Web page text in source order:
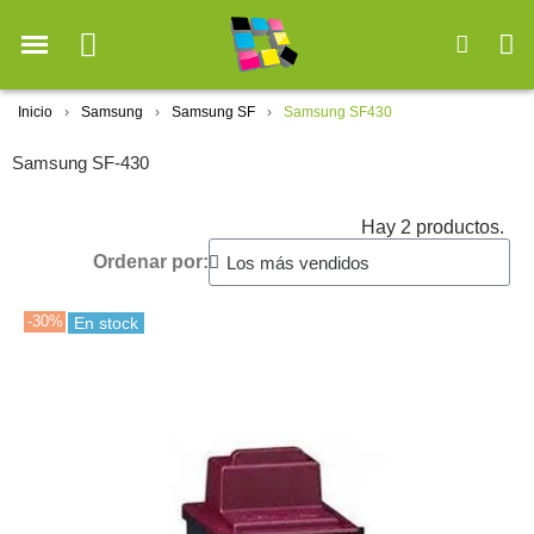
Inicio Samsung Samsung SF Samsung SF430
Samsung SF-430
Hay 2 productos.
Ordenar por:
-30% En stock